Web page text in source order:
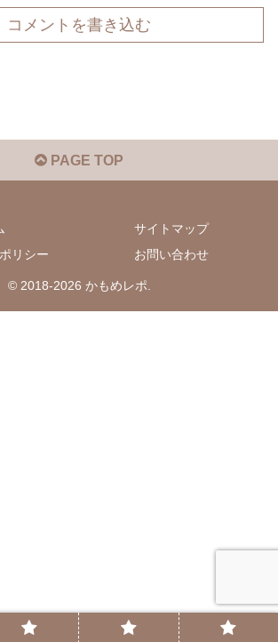
コメントを書き込む
PAGE TOP
サイトマップ
リシー
お問い合わせ
© 2018-2026 かもめレポ.